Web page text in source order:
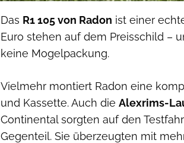
Das R1 105 von Radon ist einer
Euro stehen auf dem Preisschild –
keine Mogelpackung.
Vielmehr montiert Radon eine
und Kassette. Auch die Alexrims-
Continental sorgten auf den
Gegenteil. Sie überzeugten mit